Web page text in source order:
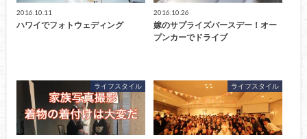
2016.10.11
ハワイでフォトウェディング
2016.10.26
嫁のサプライズバースデー！オー
プンカーでドライブ
ライフスタイル ライフスタイル